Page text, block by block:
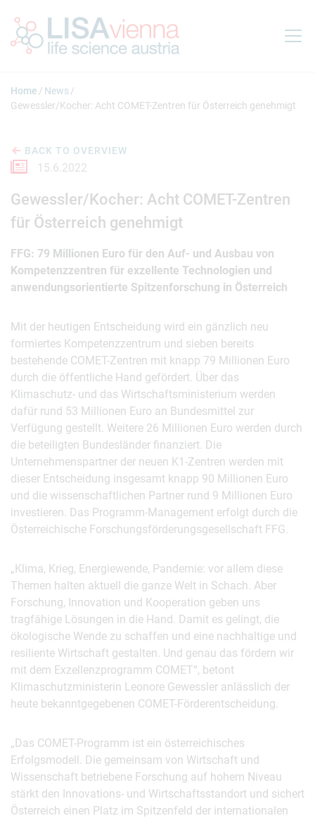
Home
News
Gewessler/Kocher: Acht COMET-Zentren für Österreich genehmigt
BACK TO OVERVIEW
15.6.2022
Gewessler/Kocher: Acht COMET-Zentren
für Österreich genehmigt
FFG: 79 Millionen Euro für den Auf- und Ausbau von
Kompetenzzentren für exzellente Technologien und
anwendungsorientierte Spitzenforschung in Österreich
Mit der heutigen Entscheidung wird ein gänzlich neu
formiertes Kompetenzzentrum und sieben bereits
bestehende COMET-Zentren mit knapp 79 Millionen Euro
durch die öffentliche Hand gefördert. Über das
Klimaschutz- und das Wirtschaftsministerium werden
dafür rund 53 Millionen Euro an Bundesmittel zur
Verfügung gestellt. Weitere 26 Millionen Euro werden durch
die beteiligten Bundesländer finanziert. Die
Unternehmenspartner der neuen K1-Zentren werden mit
dieser Entscheidung insgesamt knapp 90 Millionen Euro
und die wissenschaftlichen Partner rund 9 Millionen Euro
investieren. Das Programm-Management erfolgt durch die
Österreichische Forschungsförderungsgesellschaft FFG.
„Klima, Krieg, Energiewende, Pandemie: vor allem diese
Themen halten aktuell die ganze Welt in Schach. Aber
Forschung, Innovation und Kooperation geben uns
tragfähige Lösungen in die Hand. Damit es gelingt, die
ökologische Wende zu schaffen und eine nachhaltige und
resiliente Wirtschaft gestalten. Und genau das fördern wir
mit dem Exzellenzprogramm COMET“, betont
Klimaschutzministerin Leonore Gewessler anlässlich der
heute bekanntgegebenen COMET-Förderentscheidung.
„Das COMET-Programm ist ein österreichisches
Erfolgsmodell. Die gemeinsam von Wirtschaft und
Wissenschaft betriebene Forschung auf hohem Niveau
stärkt den Innovations- und Wirtschaftsstandort und sichert
Österreich einen Platz im Spitzenfeld der internationalen